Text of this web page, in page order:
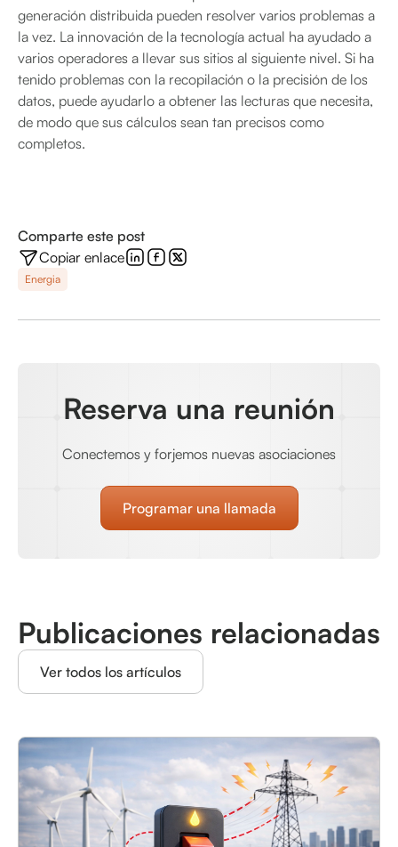
generación distribuida pueden resolver varios problemas a
la vez. La innovación de la tecnología actual ha ayudado a
varios operadores a llevar sus sitios al siguiente nivel. Si ha
tenido problemas con la recopilación o la precisión de los
datos, puede ayudarlo a obtener las lecturas que necesita,
de modo que sus cálculos sean tan precisos como
completos.
Comparte este post
Copiar enlace
Energia
Reserva una reunión
Conectemos y forjemos nuevas asociaciones
Programar una llamada
Publicaciones relacionadas
Ver todos los artículos